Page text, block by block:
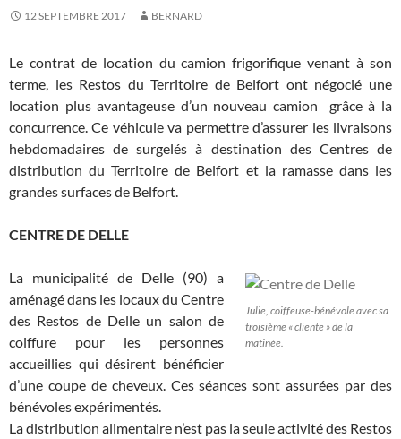
12 SEPTEMBRE 2017 BERNARD
Le contrat de location du camion frigorifique venant à son
terme, les Restos du Territoire de Belfort ont négocié une
location plus avantageuse d’un nouveau camion grâce à la
concurrence. Ce véhicule va permettre d’assurer les livraisons
hebdomadaires de surgelés à destination des Centres de
distribution du Territoire de Belfort et la ramasse dans les
grandes surfaces de Belfort.
CENTRE DE DELLE
Julie, coiffeuse-bénévole avec sa
troisième « cliente » de la
matinée.
La municipalité de Delle (90) a
aménagé dans les locaux du Centre
des Restos de Delle un salon de
coiffure pour les personnes
accueillies qui désirent bénéficier
d’une coupe de cheveux. Ces séances sont assurées par des
bénévoles expérimentés.
La distribution alimentaire n’est pas la seule activité des Restos